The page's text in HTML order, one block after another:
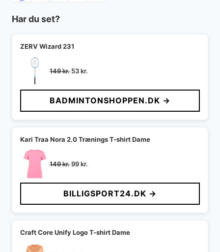
Har du set?
ZERV Wizard 231
149kr. Den
pris
var:
149 kr..
53kr.
pris
er:
53 kr..
BADMINTONSHOPPEN.DK →
Kari Traa Nora 2.0 Trænings T-shirt Dame
149kr.Den
pris
var:
149 kr..
99kr.
pris
er:
99 kr..
BILLIGSPORT24.DK →
Craft Core Unify Logo T-shirt Dame